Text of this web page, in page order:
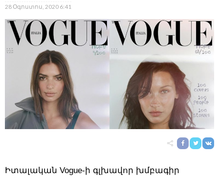
28 Օգոստոս, 2020 6:41
Իտալական Vogue-ի գլխավոր խմբագիր